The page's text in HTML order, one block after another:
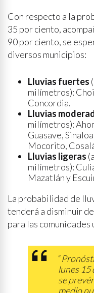
Con respecto a la
35 por ciento,
90 por ciento, se
diversos municipios:
Lluvias fuertes
milímetros):
Concordia.
Lluvias
milímetros):
Guasave,
Mocorito,
Lluvias ligeras
milímetros):
Mazatlán y
La probabilidad de
tenderá a disminuir
para las comunidades
“
lunes 15
se
medio